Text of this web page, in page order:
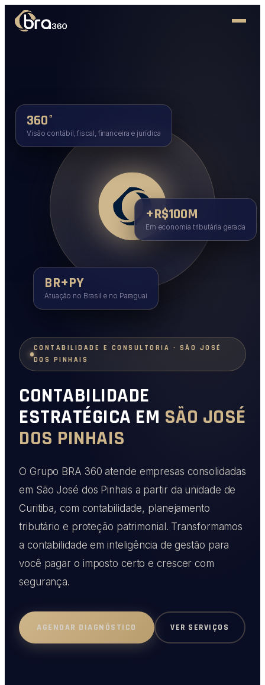
CONTABILIDADE E CONSULTORIA · SÃO JOSÉ
DOS PINHAIS
CONTABILIDADE
ESTRATÉGICA EM SÃO JOSÉ
DOS PINHAIS
O Grupo BRA 360 atende empresas consolidadas
em São José dos Pinhais a partir da unidade de
Curitiba, com contabilidade, planejamento
tributário e proteção patrimonial. Transformamos
a contabilidade em inteligência de gestão para
você pagar o imposto certo e crescer com
segurança.
AGENDAR DIAGNÓSTICO VER SERVIÇOS
360°
Visão contábil, fiscal, financeira e jurídica
+R$100M
Em economia tributária gerada
BR+PY
Atuação no Brasil e no Paraguai